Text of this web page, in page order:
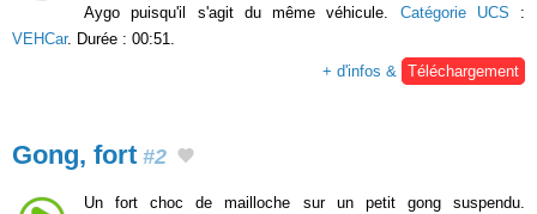
Aygo puisqu'il s'agit du même véhicule. Catégorie UCS :
VEHCar. Durée : 00:51.
+ d'infos &
Téléchargement
Gong, fort #2
Un fort choc de mailloche sur un petit gong suspendu.